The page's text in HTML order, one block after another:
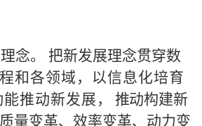
念。 把新发展理念贯穿数
程和各领域，以信息化培育
推动新发展 ， 推动构建新
量变革、效率变革、动力变